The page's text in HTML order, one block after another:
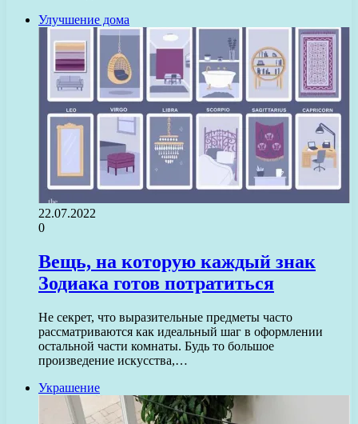
Улучшение дома
22.07.2022
0
Вещь, на которую каждый знак
Зодиака готов потратиться
Не секрет, что выразительные предметы часто
рассматриваются как идеальный шаг в оформлении
остальной части комнаты. Будь то большое
произведение искусства,…
Украшение